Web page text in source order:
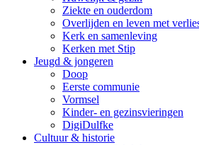
Ziekte en ouderdom
Overlijden en leven met
Kerk en samenleving
Kerken met Stip
Jeugd & jongeren
Doop
Eerste communie
Vormsel
Kinder- en gezinsvieringen
DigiDulfke
Cultuur & historie